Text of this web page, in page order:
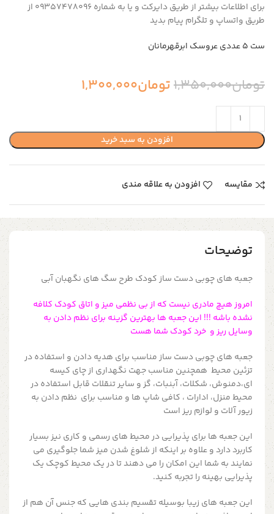
برای اطلاعات بیشتر از طریق دایرکت و یا به شماره 09357478096 از
طریق واتساپ و تلگرام پیام بدید
ست ۵ عددی عروسک ابرقهرمانان
تومان1,350,000تومان1,300,000
افزودن به سبد خرید
مقایسه افزودن به علاقه مندی
توضیحات
جعبه های چوبی دست ساز کودک طرح سگ های نگهبان آبی
امروز هیچ مادری نیست که از بی نظمی میز و اتاق کودک کلافه
نشده باشه !!! این جعبه ها بهترین گزینه برای نظم دادن به
وسایل ریز و خرد کودک شما هست
جعبه های چوبی دست ساز مناسب برای هدیه دادن و استفاده در
تزئین محیط همچنین مناسب جهت نگهداری از چای کیسه
ای،دمنوش، شکلات، آبنبات، گز و سایر تنقلات قابل استفاده در
محیط منزل، ادارات ، کافی شاپ ها و مناسب برای نظم دادن به
زیور آلات و لوازم ریز است
این جعبه ها برای پذیرایی در محیط های رسمی و کاری نیز بسیار
کاربرد دارد و علاوه بر اینکه از شلوغ شدن میز شما جلوگیری می
نمایند به شما این امکان را می دهند تا در یک محیط کوچک یک
پذیرایی بهینه را تجربه کنید.
این جعبه های زیبا بوسیله تقسیم بندی هایی که جنس آن هم از